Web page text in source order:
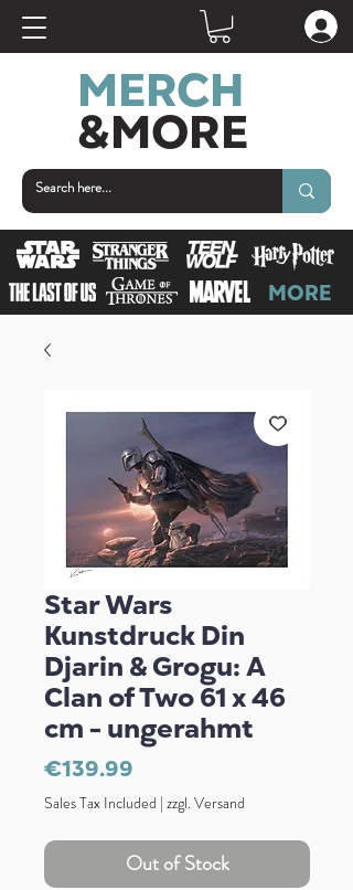
MERCH
&MORE
MORE
Star Wars
Kunstdruck Din
Djarin & Grogu: A
Clan of Two 61 x 46
cm - ungerahmt
€139.99
Sales Tax Included | zzgl. Versand
Out of Stock